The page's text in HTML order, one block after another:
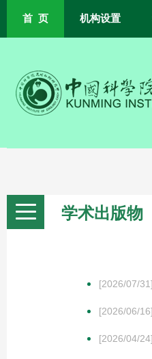
首 页 机构设置
学术出版物
[2026/07/31]
[2026/06/16]
[2026/04/24]